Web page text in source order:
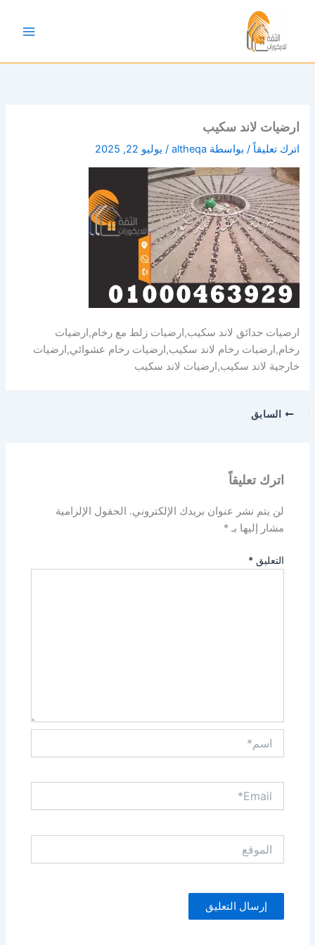
المحتوى
ارضيات لاند سكيب
اترك تعليقاً / بواسطة altheqa
/ يوليو 22, 2025
ارضيات حدائق لاند سكيب,ارضيات زلط مع رخام,ارضيات
رخام,ارضيات رخام لاند سكيب,ارضيات رخام عشوائي,ارضيات
خارجية لاند سكيب,ارضيات لاند سكيب
السابق
اترك تعليقاً
لن يتم نشر عنوان بريدك الإلكتروني. الحقول الإلزامية
مشار إليها بـ*
التعليق*